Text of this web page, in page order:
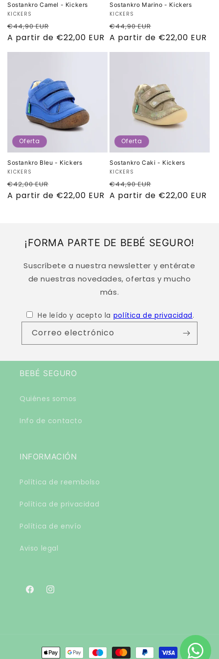
Sostankro Camel - Kickers
Proveedor:
KICKERS
Precio
habitual
€44,90 EUR
de
oferta
A partir de €22,00 EUR
Sostankro Marino - Kickers
Proveedor:
KICKERS
Precio
habitual
€44,90 EUR
de
oferta
A partir de €22,00 EUR
Oferta
Sostankro Bleu - Kickers
Proveedor:
KICKERS
Precio
habitual
€42,00 EUR
de
A partir de €22,00 EUR
Oferta
Sostankro Caki - Kickers
Proveedor:
KICKERS
Precio
habitual
€44,90 EUR
de
A partir de €22,00 EUR
¡FORMA PARTE DE BEBÉ SEGURO!
Suscríbete a nuestra newsletter y entérate
de nuestras novedades, ofertas y mucho
más.
He leído y acepto la política de privacidad.
Correo electrónico
BEBÉ SEGURO
Quiénes somos
Info de contacto
INFORMACIÓN
Política de reembolso
Política de privacidad
Política de envío
Aviso legal
FacebookInstagram
Formas